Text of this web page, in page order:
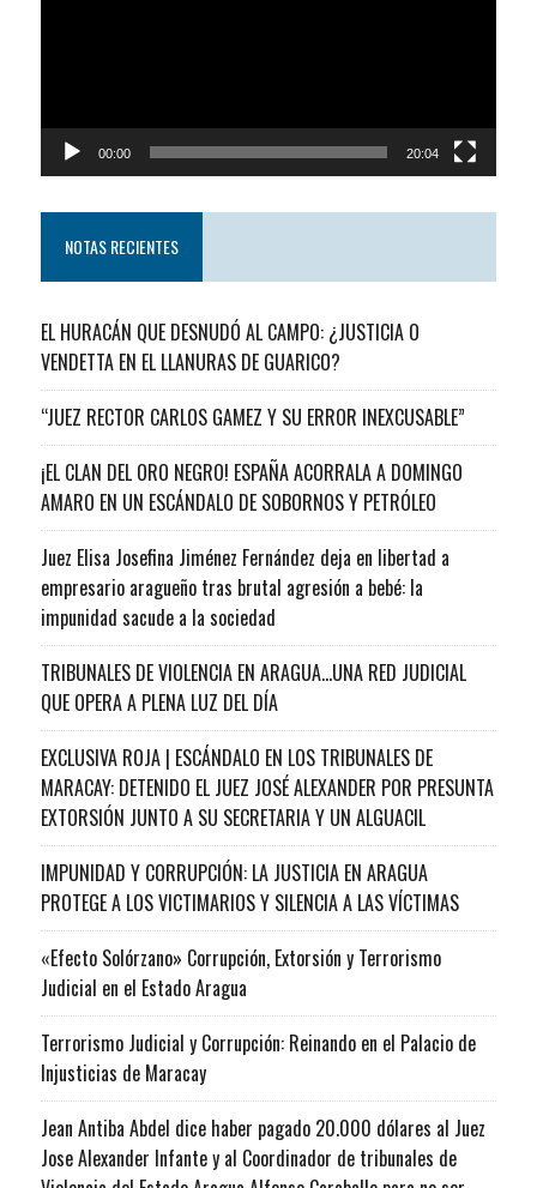
00:00 20:04
NOTAS RECIENTES
EL HURACÁN QUE DESNUDÓ AL CAMPO: ¿JUSTICIA O
VENDETTA EN EL LLANURAS DE GUARICO?
“JUEZ RECTOR CARLOS GAMEZ Y SU ERROR INEXCUSABLE”
¡EL CLAN DEL ORO NEGRO! ESPAÑA ACORRALA A DOMINGO
AMARO EN UN ESCÁNDALO DE SOBORNOS Y PETRÓLEO
Juez Elisa Josefina Jiménez Fernández deja en libertad a
empresario aragueño tras brutal agresión a bebé: la
impunidad sacude a la sociedad
TRIBUNALES DE VIOLENCIA EN ARAGUA…UNA RED JUDICIAL
QUE OPERA A PLENA LUZ DEL DÍA
EXCLUSIVA ROJA | ESCÁNDALO EN LOS TRIBUNALES DE
MARACAY: DETENIDO EL JUEZ JOSÉ ALEXANDER POR PRESUNTA
EXTORSIÓN JUNTO A SU SECRETARIA Y UN ALGUACIL
IMPUNIDAD Y CORRUPCIÓN: LA JUSTICIA EN ARAGUA
PROTEGE A LOS VICTIMARIOS Y SILENCIA A LAS VÍCTIMAS
«Efecto Solórzano» Corrupción, Extorsión y Terrorismo
Judicial en el Estado Aragua
Terrorismo Judicial y Corrupción: Reinando en el Palacio de
Injusticias de Maracay
Jean Antiba Abdel dice haber pagado 20.000 dólares al Juez
Jose Alexander Infante y al Coordinador de tribunales de